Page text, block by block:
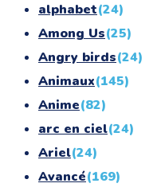
alphabet(24)
Among Us(25)
Angry birds(24)
Animaux(145)
Anime(82)
arc en ciel(24)
Ariel(24)
Avancé(169)